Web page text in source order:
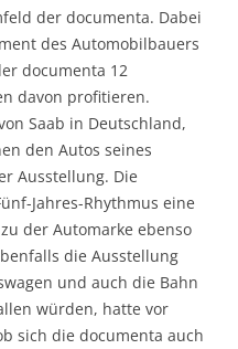
der documenta. Dabei
des Automobilbauers
documenta 12
davon profitieren.
Saab in Deutschland,
den Autos seines
Ausstellung. Die
Jahres-Rhythmus eine
der Automarke ebenso
die Ausstellung
und auch die Bahn
würden, hatte vor
sich die documenta auch